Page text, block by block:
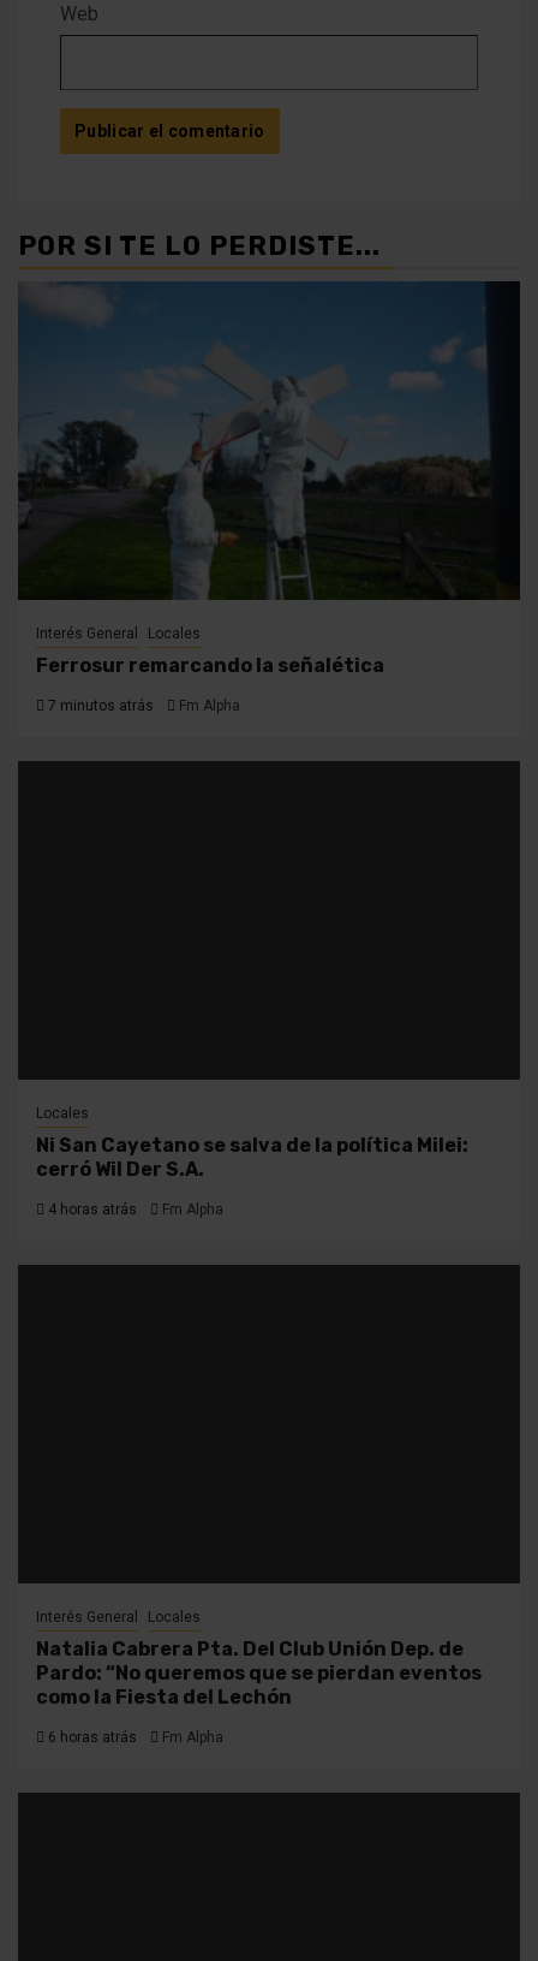
Web
POR SI TE LO PERDISTE...
Interés General Locales
Ferrosur remarcando la señalética
7 minutos atrás Fm Alpha
Locales
Ni San Cayetano se salva de la política Milei:
cerró Wil Der S.A.
4 horas atrás Fm Alpha
Interés General Locales
Natalia Cabrera Pta. Del Club Unión Dep. de
Pardo: “No queremos que se pierdan eventos
como la Fiesta del Lechón
6 horas atrás Fm Alpha